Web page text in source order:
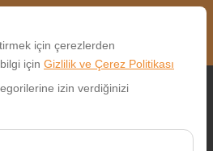
için çerezlerden
için Gizlilik ve Çerez Politikası
izin verdiğinizi